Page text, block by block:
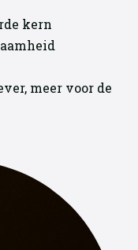
kern
meer voor de